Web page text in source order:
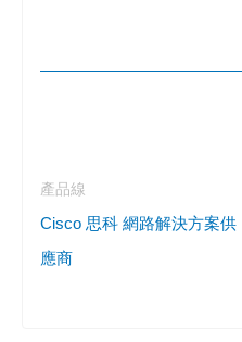
產品線
Cisco 思科 網路解決方案供
應商